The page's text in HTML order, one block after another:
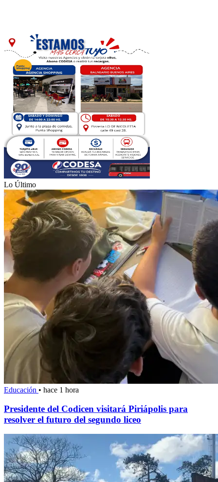
Lo Último
Educación • hace 1 hora
Presidente del Codicen visitará Piriápolis para
resolver el futuro del segundo liceo